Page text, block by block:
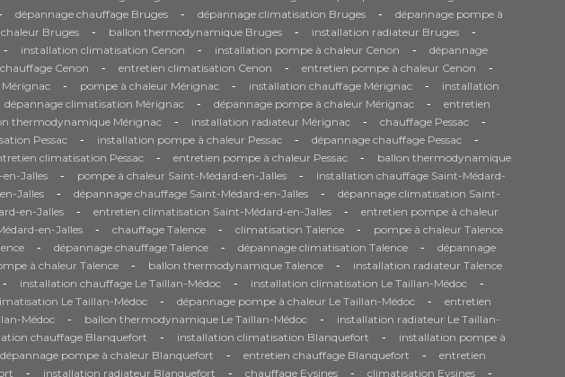
dépannage chauffage Bruges - dépannage climatisation Bruges -
dépannage pompe à
Bruges - ballon thermodynamique Bruges - installation radiateur Bruges -
- installation climatisation Cenon - installation pompe à chaleur Cenon -
dépannage
Cenon - entretien climatisation Cenon - entretien pompe à chaleur Cenon -
- pompe à chaleur Mérignac - installation chauffage Mérignac -
installation
dépannage climatisation Mérignac - dépannage pompe à chaleur Mérignac -
entretien
thermodynamique Mérignac - installation radiateur Mérignac - chauffage Pessac -
Pessac - installation pompe à chaleur Pessac - dépannage chauffage Pessac -
climatisation Pessac - entretien pompe à chaleur Pessac -
ballon thermodynamique
Jalles - pompe à chaleur Saint-Médard-en-Jalles -
installation chauffage Saint-Médard-
Jalles - dépannage chauffage Saint-Médard-en-Jalles -
dépannage climatisation Saint-
en-Jalles - entretien climatisation Saint-Médard-en-Jalles -
entretien pompe à chaleur
en-Jalles - chauffage Talence - climatisation Talence - pompe à chaleur Talence
- dépannage chauffage Talence - dépannage climatisation Talence -
dépannage
à chaleur Talence - ballon thermodynamique Talence - installation radiateur Talence
- installation chauffage Le Taillan-Médoc - installation climatisation Le Taillan-Médoc -
Le Taillan-Médoc - dépannage pompe à chaleur Le Taillan-Médoc -
entretien
Médoc - ballon thermodynamique Le Taillan-Médoc -
installation radiateur Le Taillan-
chauffage Blanquefort - installation climatisation Blanquefort -
installation pompe à
dépannage pompe à chaleur Blanquefort - entretien chauffage Blanquefort -
entretien
- installation radiateur Blanquefort - chauffage Eysines - climatisation Eysines -